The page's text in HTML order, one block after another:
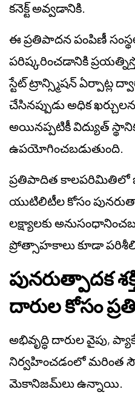
కనెక్ట్ అవ్వడానికి.
ఈ ప్రతిపాదన పంపిణీ
పరిష్కరించడానికి
స్టేట్ ట్రాన్స్మిషన్ ఏర్పాట్ల
చేసినప్పుడు అధిక
అయినప్పటికీ విద్యుత్
ఉపయోగించబడుతుంది.
ప్రతిపాదిత కాలపరిమితిలో
యుటిలిటీల కోసం
లక్ష్యాలకు
ప్రోత్సాహకాలు కూడా
పునరుత్పాదక
దారుల కోసం
అభివృద్ధి దారుల వైపు,
నిర్వహించడంలో మరింత
మెకానిజమ్‌లు ఉన్నాయి.